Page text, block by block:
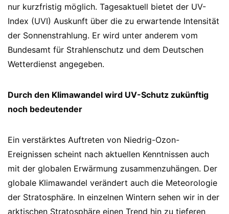
nur kurzfristig möglich. Tagesaktuell bietet der UV-
Index (UVI) Auskunft über die zu erwartende Intensität
der Sonnenstrahlung. Er wird unter anderem vom
Bundesamt für Strahlenschutz und dem Deutschen
Wetterdienst angegeben.
Durch den Klimawandel wird UV-Schutz zukünftig
noch bedeutender
Ein verstärktes Auftreten von Niedrig-Ozon-
Ereignissen scheint nach aktuellen Kenntnissen auch
mit der globalen Erwärmung zusammenzuhängen. Der
globale Klimawandel verändert auch die Meteorologie
der Stratosphäre. In einzelnen Wintern sehen wir in der
arktischen Stratosphäre einen Trend hin zu tieferen